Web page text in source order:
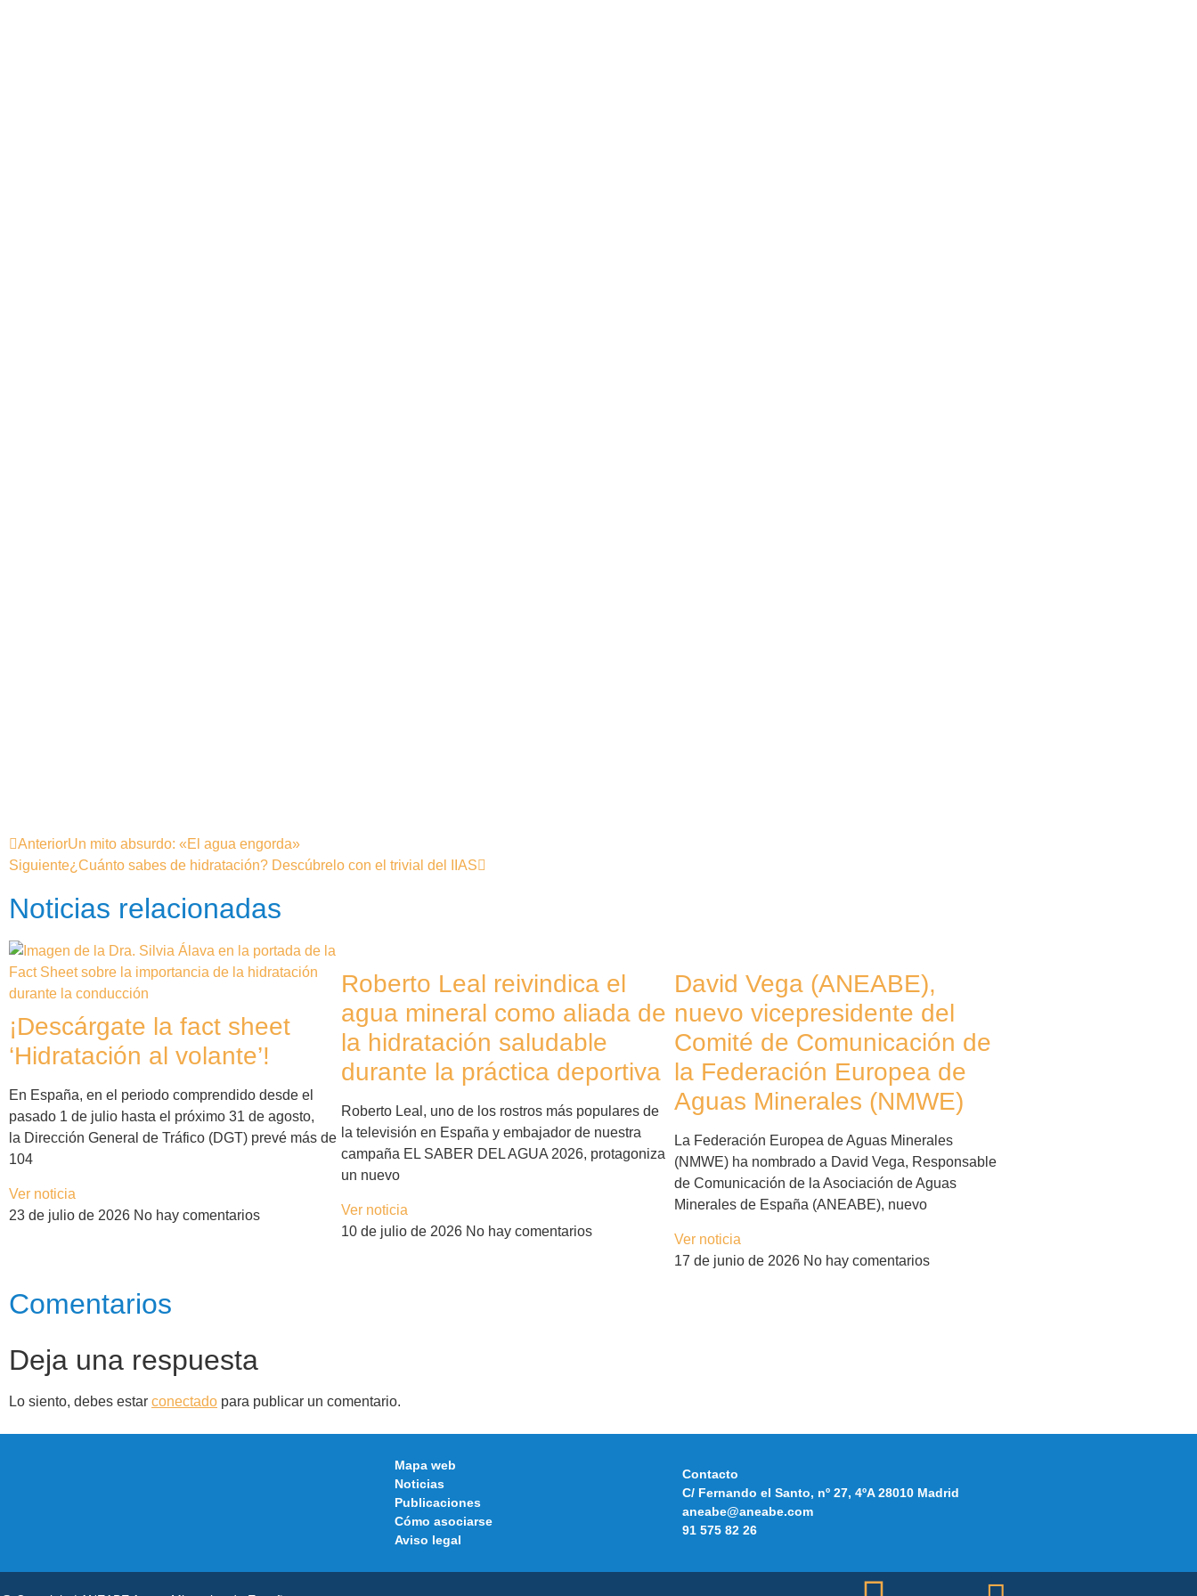
AnteriorUn mito absurdo: «El agua engorda»
Siguiente¿Cuánto sabes de hidratación? Descúbrelo con el trivial del IIAS
Noticias relacionadas
¡Descárgate la fact sheet
‘Hidratación al volante’!
En España, en el periodo comprendido desde el
pasado 1 de julio hasta el próximo 31 de agosto,
la Dirección General de Tráfico (DGT) prevé más de
104
Ver noticia
23 de julio de 2026 No hay comentarios
Roberto Leal reivindica el
agua mineral como aliada de
la hidratación saludable
durante la práctica deportiva
Roberto Leal, uno de los rostros más populares de
la televisión en España y embajador de nuestra
campaña EL SABER DEL AGUA 2026, protagoniza
un nuevo
Ver noticia
10 de julio de 2026 No hay comentarios
David Vega (ANEABE),
nuevo vicepresidente del
Comité de Comunicación de
la Federación Europea de
Aguas Minerales (NMWE)
La Federación Europea de Aguas Minerales
(NMWE) ha nombrado a David Vega, Responsable
de Comunicación de la Asociación de Aguas
Minerales de España (ANEABE), nuevo
Ver noticia
17 de junio de 2026 No hay comentarios
Comentarios
Deja una respuesta
Lo siento, debes estar conectado para publicar un comentario.
Mapa web
Noticias
Publicaciones
Cómo asociarse
Aviso legal
Contacto
C/ Fernando el Santo, nº 27, 4ºA 28010 Madrid
aneabe@aneabe.com
91 575 82 26